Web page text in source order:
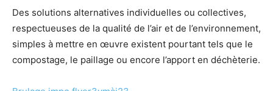
Des solutions alternatives individuelles ou collectives,
respectueuses de la qualité de l’air et de l’environnement,
simples à mettre en œuvre existent pourtant tels que le
compostage, le paillage ou encore l’apport en déchèterie.